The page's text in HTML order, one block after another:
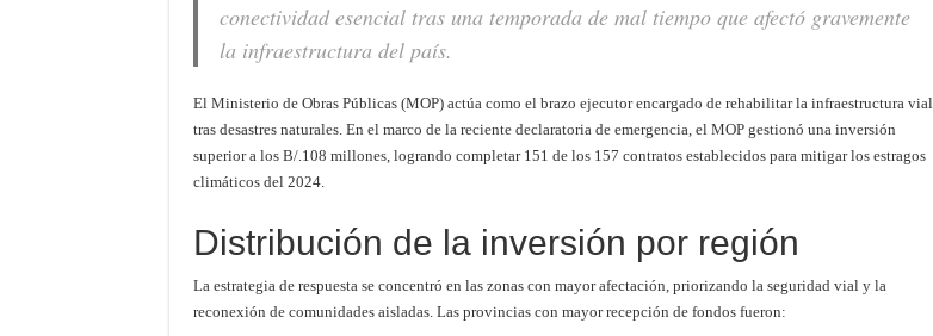
conectividad esencial tras una temporada de mal tiempo que afectó gravemente
la infraestructura del país.
El Ministerio de Obras Públicas (MOP) actúa como el brazo ejecutor encargado de rehabilitar la infraestructura vial
tras desastres naturales. En el marco de la reciente declaratoria de emergencia, el MOP gestionó una inversión
superior a los B/.108 millones, logrando completar 151 de los 157 contratos establecidos para mitigar los estragos
climáticos del 2024.
Distribución de la inversión por región
La estrategia de respuesta se concentró en las zonas con mayor afectación, priorizando la seguridad vial y la
reconexión de comunidades aisladas. Las provincias con mayor recepción de fondos fueron: